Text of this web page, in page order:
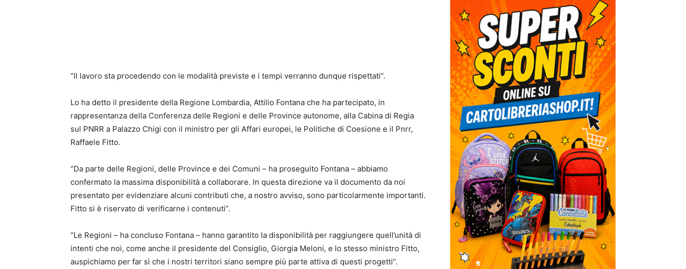
“Il lavoro sta procedendo con le modalità previste e i tempi verranno dunque rispettati”.
Lo ha detto il presidente della Regione Lombardia, Attilio Fontana che ha partecipato, in
rappresentanza della Conferenza delle Regioni e delle Province autonome, alla Cabina di Regia
sul PNRR a Palazzo Chigi con il ministro per gli Affari europei, le Politiche di Coesione e il Pnrr,
Raffaele Fitto.
“Da parte delle Regioni, delle Province e dei Comuni – ha proseguito Fontana – abbiamo
confermato la massima disponibilità a collaborare. In questa direzione va il documento da noi
presentato per evidenziare alcuni contributi che, a nostro avviso, sono particolarmente importanti.
Fitto si è riservato di verificarne i contenuti”.
“Le Regioni – ha concluso Fontana – hanno garantito la disponibilità per raggiungere quell’unità di
intenti che noi, come anche il presidente del Consiglio, Giorgia Meloni, e lo stesso ministro Fitto,
auspichiamo per far sì che i nostri territori siano sempre più parte attiva di questi progetti”.